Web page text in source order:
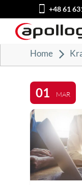
+48 61
Home
01 MAR